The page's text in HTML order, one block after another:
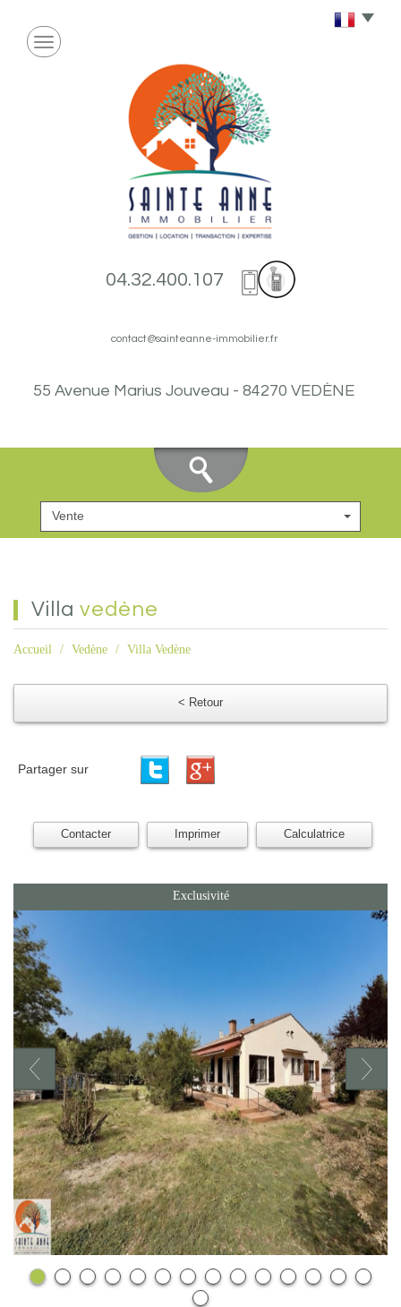
04.32.400.107
contact@sainteanne-immobilier.fr
55 Avenue Marius Jouveau - 84270 VEDÈNE
Vente
villa vedène
Accueil Vedène Villa Vedène
< Retour
Partager sur
Contacter Imprimer Calculatrice
Exclusivité